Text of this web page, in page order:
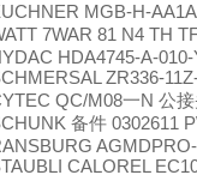
MGB-H-
7WAR 81 N4 TH
HDA4745-A-010-
ZR336-
QC/M08一N 公
备件 0302611
CALOREL